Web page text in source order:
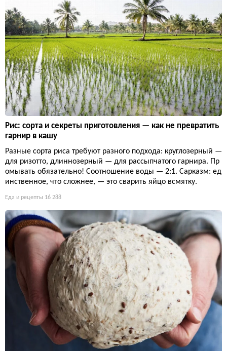
Рис: сорта и секреты приготовления — как не превратить
гарнир в кашу
Разные сорта риса требуют разного подхода: круглозерный —
для ризотто, длиннозерный — для рассыпчатого гарнира. Пр
омывать обязательно! Соотношение воды — 2:1. Сарказм: ед
инственное, что сложнее, — это сварить яйцо всмятку.
Еда и рецепты 16 288